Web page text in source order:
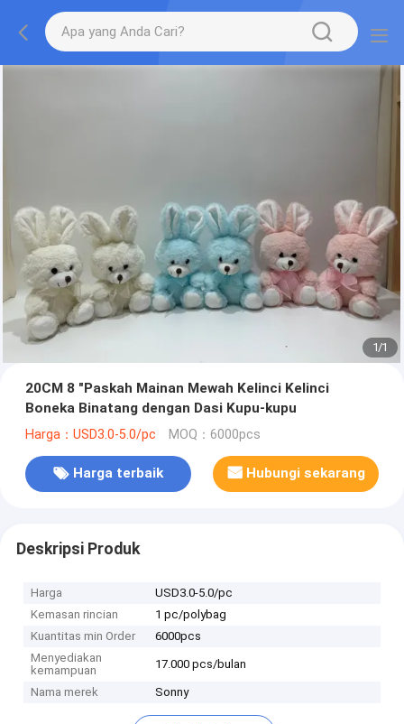
1/1
20CM 8 "Paskah Mainan Mewah Kelinci Kelinci
Boneka Binatang dengan Dasi Kupu-kupu
Harga：USD3.0-5.0/pc MOQ：6000pcs
Harga terbaik Hubungi sekarang
Deskripsi Produk
Harga
USD3.0-5.0/pc
Kemasan rincian
1 pc/polybag
Kuantitas min Order
6000pcs
Menyediakan
kemampuan
17.000 pcs/bulan
Nama merek Sonny